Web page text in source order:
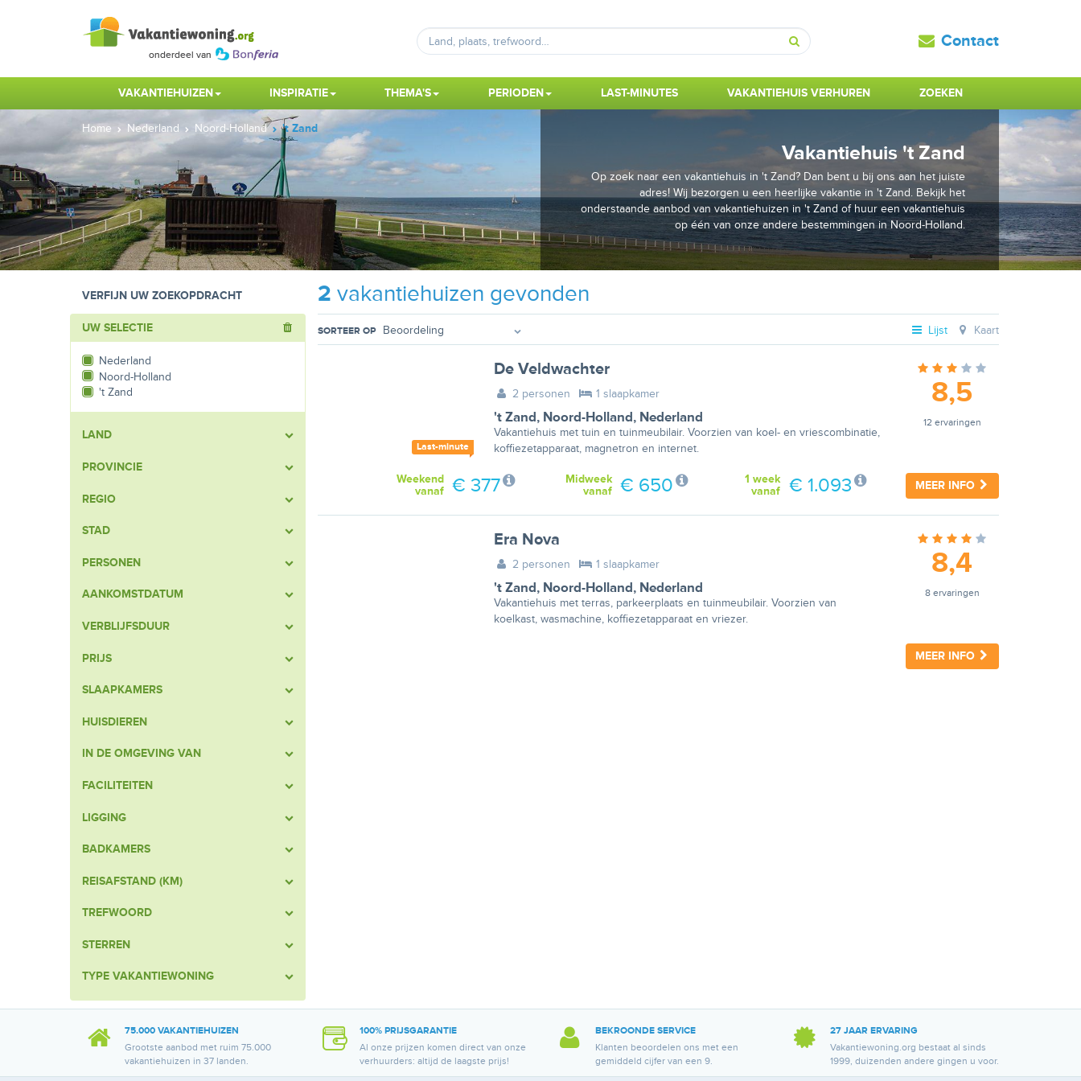
Zoeken
Contact
VAKANTIEHUIZEN INSPIRATIE THEMA'S PERIODEN LAST-MINUTES VAKANTIEHUIS VERHUREN ZOEKEN
Home Nederland Noord-Holland 't Zand
Vakantiehuis 't Zand
Op zoek naar een vakantiehuis in 't Zand? Dan bent u bij ons aan het juiste
adres! Wij bezorgen u een heerlijke vakantie in 't Zand. Bekijk het
onderstaande aanbod van vakantiehuizen in 't Zand of huur een vakantiehuis
op één van onze andere bestemmingen in Noord-Holland.
VERFIJN UW ZOEKOPDRACHT 2 vakantiehuizen gevonden
UW SELECTIE
Nederland
Noord-Holland
't Zand
LAND
PROVINCIE
REGIO
STAD
PERSONEN
AANKOMSTDATUM
VERBLIJFSDUUR
PRIJS
SLAAPKAMERS
HUISDIEREN
IN DE OMGEVING VAN
FACILITEITEN
LIGGING
BADKAMERS
REISAFSTAND (KM)
TREFWOORD
STERREN
TYPE VAKANTIEWONING
SORTEER OP Lijst Kaart
Last-minute
De Veldwachter
2 personen 1 slaapkamer
't Zand, Noord-Holland, Nederland
Vakantiehuis met tuin en tuinmeubilair. Voorzien van koel- en vriescombinatie,
koffiezetapparaat, magnetron en internet.
8,5
12 ervaringen
MEER INFO
1 week
vanaf
€ 1.093
Midweek
vanaf
€ 650
Weekend
vanaf
€ 377
Era Nova
2 personen 1 slaapkamer
't Zand, Noord-Holland, Nederland
Vakantiehuis met terras, parkeerplaats en tuinmeubilair. Voorzien van
koelkast, wasmachine, koffiezetapparaat en vriezer.
8,4
8 ervaringen
MEER INFO
75.000 VAKANTIEHUIZEN
Grootste aanbod met ruim 75.000
vakantiehuizen in 37 landen.
100% PRIJSGARANTIE
Al onze prijzen komen direct van onze
verhuurders: altijd de laagste prijs!
BEKROONDE SERVICE
Klanten beoordelen ons met een
gemiddeld cijfer van een 9.
27 JAAR ERVARING
Vakantiewoning.org bestaat al sinds
1999, duizenden andere gingen u voor.